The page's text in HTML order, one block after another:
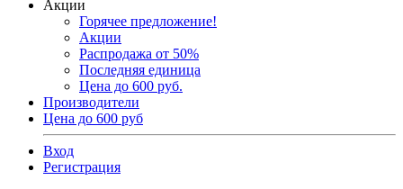
Акции
Горячее предложение!
Акции
Распродажа от 50%
Последняя единица
Цена до 600 руб.
Производители
Цена до 600 руб
Вход
Регистрация